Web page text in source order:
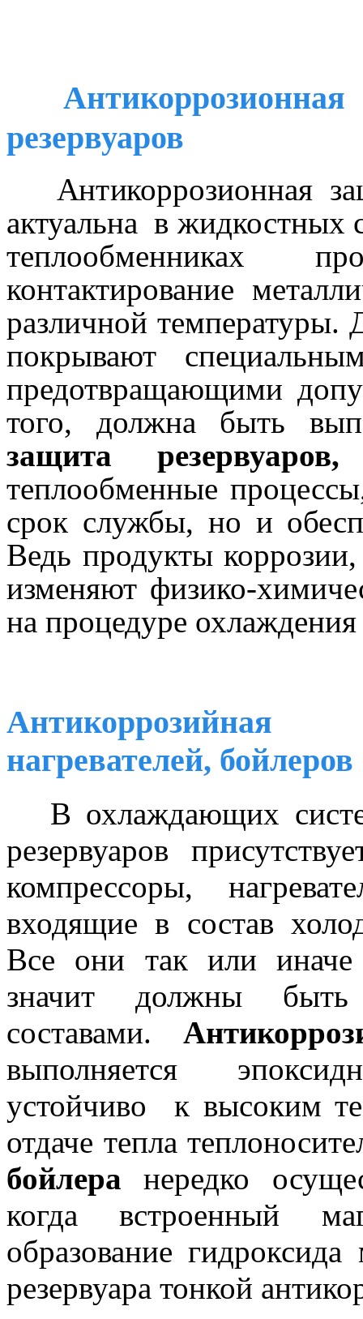
резервуаров
Антикоррозионная
актуальна в жидкостных
теплообменниках
контактирование
различной температуры.
покрывают
предотвращающими
того, должна быть
защита резервуаров,
теплообменные
срок службы, но и
Ведь продукты
изменяют физико-
на процедуре
Антикоррозийная
нагревателей, бойлеров
В охлаждающих
резервуаров
компрессоры,
входящие в состав
Все они так или иначе
значит должны быть
составами.
выполняется
устойчиво к высоким
отдаче тепла
бойлера нередко
когда встроенный
образование
резервуара тонкой